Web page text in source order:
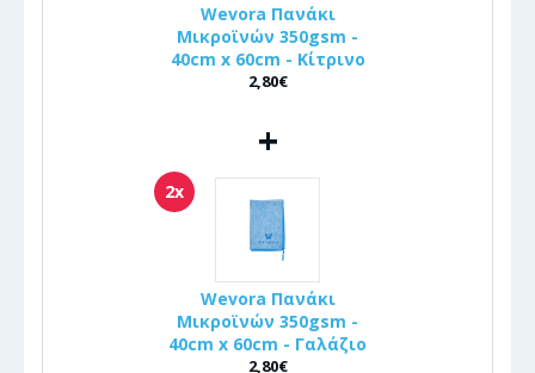
Wevora Πανάκι
Μικροϊνών 350gsm -
40cm x 60cm - Κίτρινο
2,80€
+
2x
Wevora Πανάκι
Μικροϊνών 350gsm -
40cm x 60cm - Γαλάζιο
2,80€